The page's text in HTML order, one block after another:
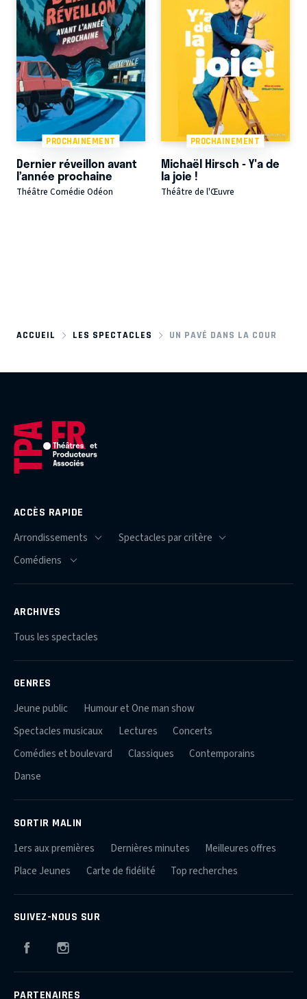
PROCHAINEMENT
Dernier réveillon avant
l’année prochaine
Théâtre Comédie Odéon
PROCHAINEMENT
Michaël Hirsch - Y'a de
la joie !
Théâtre de l'Œuvre
ACCUEIL LES SPECTACLES UN PAVÉ DANS LA COUR
ACCÈS RAPIDE
ARCHIVES
Tous les spectacles
GENRES
Jeune public
Humour et One man show
Spectacles musicaux
Lectures
Concerts
Comédies et boulevard
Classiques
Contemporains
Danse
SORTIR MALIN
1ers aux premières Dernières minutes
Meilleures offres
Place Jeunes
Carte de fidélité Top recherches
SUIVEZ-NOUS SUR
Facebook
PARTENAIRES